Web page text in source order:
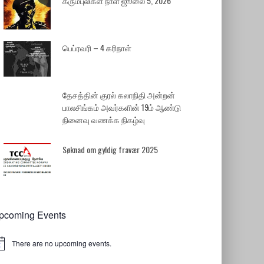
பெப்ரவரி – 4 கரிநாள்
தேசத்தின் குரல் கலாநிதி அன்றன்
பாலசிங்கம் அவர்களின் 19ம் ஆண்டு
நினைவு வணக்க நிகழ்வு
Søknad om gyldig fravær 2025
Events
There are no upcoming events.